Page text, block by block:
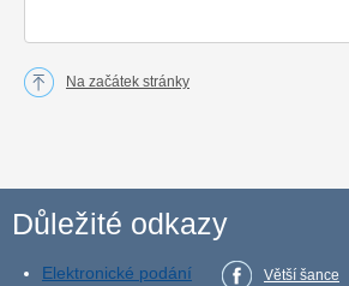
Na začátek stránky
Důležité odkazy
Elektronické podání
Větší šance